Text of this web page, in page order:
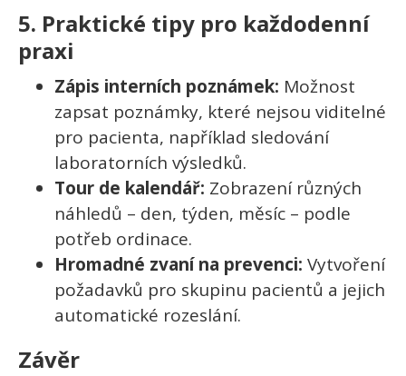
5. Praktické tipy pro každodenní
praxi
Zápis interních poznámek: Možnost
zapsat poznámky, které nejsou viditelné
pro pacienta, například sledování
laboratorních výsledků.
Tour de kalendář: Zobrazení různých
náhledů – den, týden, měsíc – podle
potřeb ordinace.
Hromadné zvaní na prevenci: Vytvoření
požadavků pro skupinu pacientů a jejich
automatické rozeslání.
Závěr